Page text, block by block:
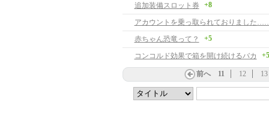
追加装備スロット券 +8
アカウントを乗っ取られておりました
赤ちゃん恐竜って？
+5
コンコルド効果で箱を開け続けるバカ +5
前へ 11 12 13